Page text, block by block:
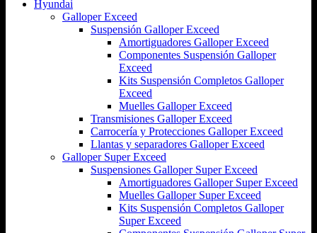
Hyundai
Galloper Exceed
Suspensión Galloper Exceed
Amortiguadores Galloper Exceed
Componentes Suspensión Galloper
Exceed
Kits Suspensión Completos Galloper
Exceed
Muelles Galloper Exceed
Transmisiones Galloper Exceed
Carrocería y Protecciones Galloper Exceed
Llantas y separadores Galloper Exceed
Galloper Super Exceed
Suspensiones Galloper Super Exceed
Amortiguadores Galloper Super Exceed
Muelles Galloper Super Exceed
Kits Suspensión Completos Galloper
Super Exceed